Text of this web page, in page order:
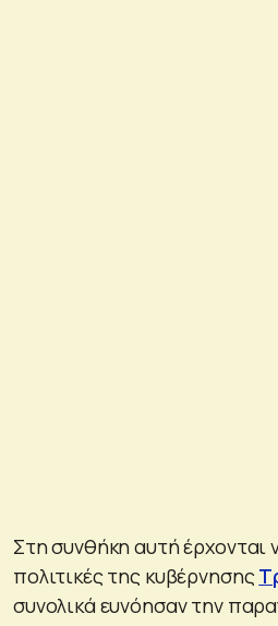
Στη συνθήκη αυτή έρχονται
πολιτικές της κυβέρνησης
συνολικά ευνόησαν την